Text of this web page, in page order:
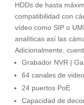
HDDs de hasta
compatibilidad con
vídeo como SIP o
analíticas así las
Adicionalmente,
Grabador NVR |
64 canales de video
24 puertos PoE
Capacidad de